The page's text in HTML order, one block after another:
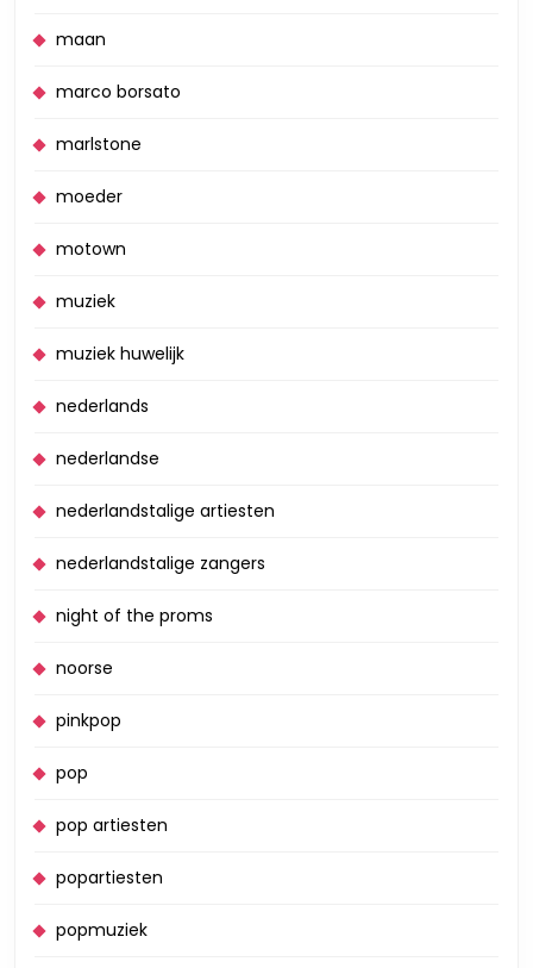
maan
marco borsato
marlstone
moeder
motown
muziek
muziek huwelijk
nederlands
nederlandse
nederlandstalige artiesten
nederlandstalige zangers
night of the proms
noorse
pinkpop
pop
pop artiesten
popartiesten
popmuziek